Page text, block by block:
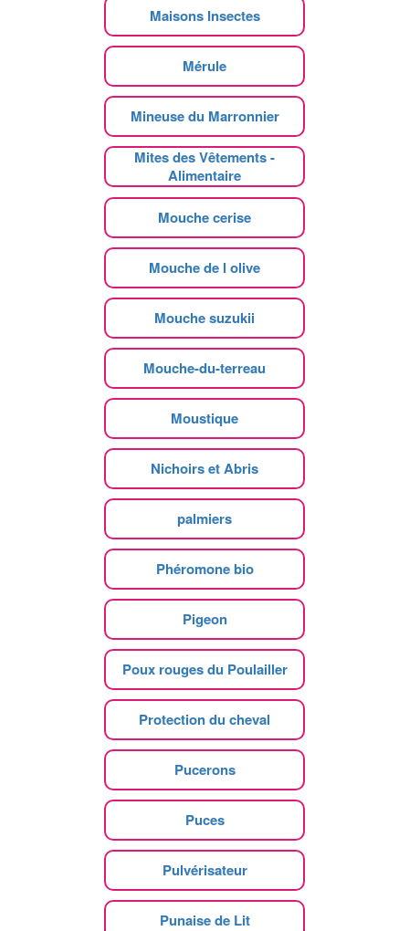
Maisons Insectes
Mérule
Mineuse du Marronnier
Mites des Vêtements -
Alimentaire
Mouche cerise
Mouche de l olive
Mouche suzukii
Mouche-du-terreau
Moustique
Nichoirs et Abris
palmiers
Phéromone bio
Pigeon
Poux rouges du Poulailler
Protection du cheval
Pucerons
Puces
Pulvérisateur
Punaise de Lit